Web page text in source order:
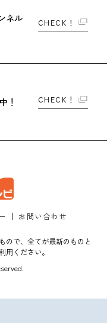
ネル
CHECK！
！ CHECK！
お問い合わせ
ので、全てが最新のものと
用ください。